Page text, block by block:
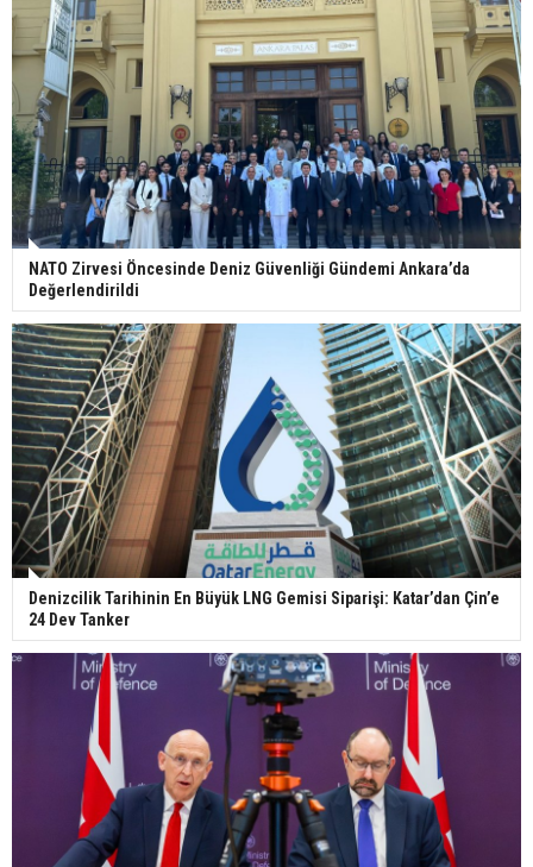
NATO Zirvesi Öncesinde Deniz Güvenliği Gündemi Ankara’da
Değerlendirildi
Denizcilik Tarihinin En Büyük LNG Gemisi Siparişi: Katar’dan Çin’e
24 Dev Tanker